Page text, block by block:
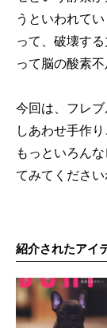
うといわれて
って、破壊す
って脳の酸素
今回は、フレ
しあわせ手作
もっといろん
てみてください
紹介されたアイ